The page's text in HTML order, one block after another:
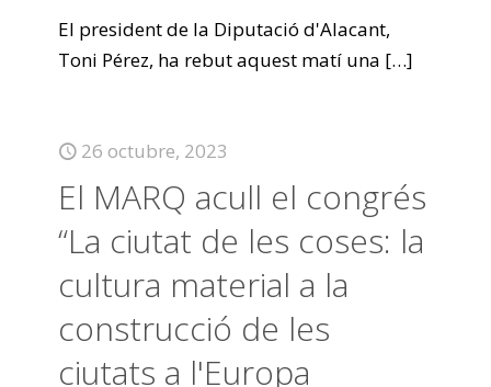
El president de la Diputació d'Alacant,
Toni Pérez, ha rebut aquest matí una […]
26 octubre, 2023
El MARQ acull el congrés
“La ciutat de les coses: la
cultura material a la
construcció de les
ciutats a l'Europa